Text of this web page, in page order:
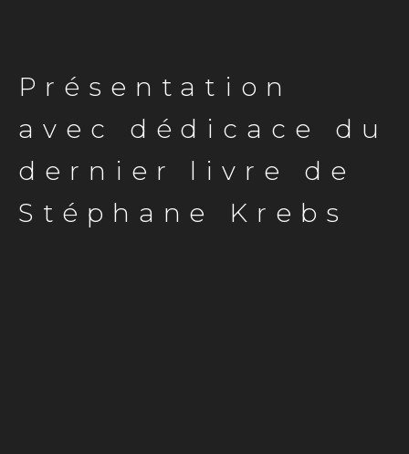
Présentation
avec dédicace du
dernier livre de
Stéphane Krebs